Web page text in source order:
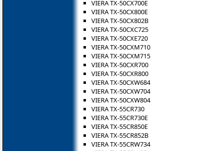
VIERA TX-50CX700E
VIERA TX-50CX800E
VIERA TX-50CX802B
VIERA TX-50CXC725
VIERA TX-50CXE720
VIERA TX-50CXM710
VIERA TX-50CXM715
VIERA TX-50CXR700
VIERA TX-50CXR800
VIERA TX-50CXW684
VIERA TX-50CXW704
VIERA TX-50CXW804
VIERA TX-55CR730
VIERA TX-55CR730E
VIERA TX-55CR850E
VIERA TX-55CR852B
VIERA TX-55CRW734